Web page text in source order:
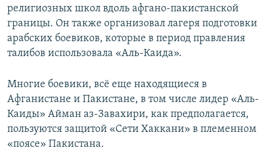
религиозных школ вдоль афгано-пакистанской
границы. Он также организовал лагеря подготовки
арабских боевиков, которые в период правления
талибов использовала «Аль-Каида».
Многие боевики, всё еще находящиеся в
Афганистане и Пакистане, в том числе лидер «Аль-
Каиды» Айман аз-Завахири, как предполагается,
пользуются защитой «Сети Хаккани» в племенном
«поясе» Пакистана.